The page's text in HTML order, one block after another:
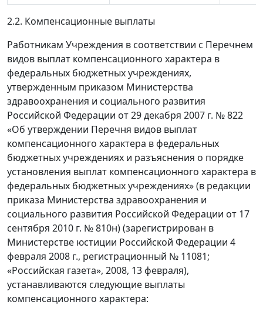
2.2. Компенсационные выплаты
Работникам Учреждения в соответствии с Перечнем
видов выплат компенсационного характера в
федеральных бюджетных учреждениях,
утвержденным приказом Министерства
здравоохранения и социального развития
Российской Федерации от 29 декабря 2007 г. № 822
«Об утверждении Перечня видов выплат
компенсационного характера в федеральных
бюджетных учреждениях и разъяснения о порядке
установления выплат компенсационного характера в
федеральных бюджетных учреждениях» (в редакции
приказа Министерства здравоохранения и
социального развития Российской Федерации от 17
сентября 2010 г. № 810н) (зарегистрирован в
Министерстве юстиции Российской Федерации 4
февраля 2008 г., регистрационный № 11081;
«Российская газета», 2008, 13 февраля),
устанавливаются следующие выплаты
компенсационного характера: